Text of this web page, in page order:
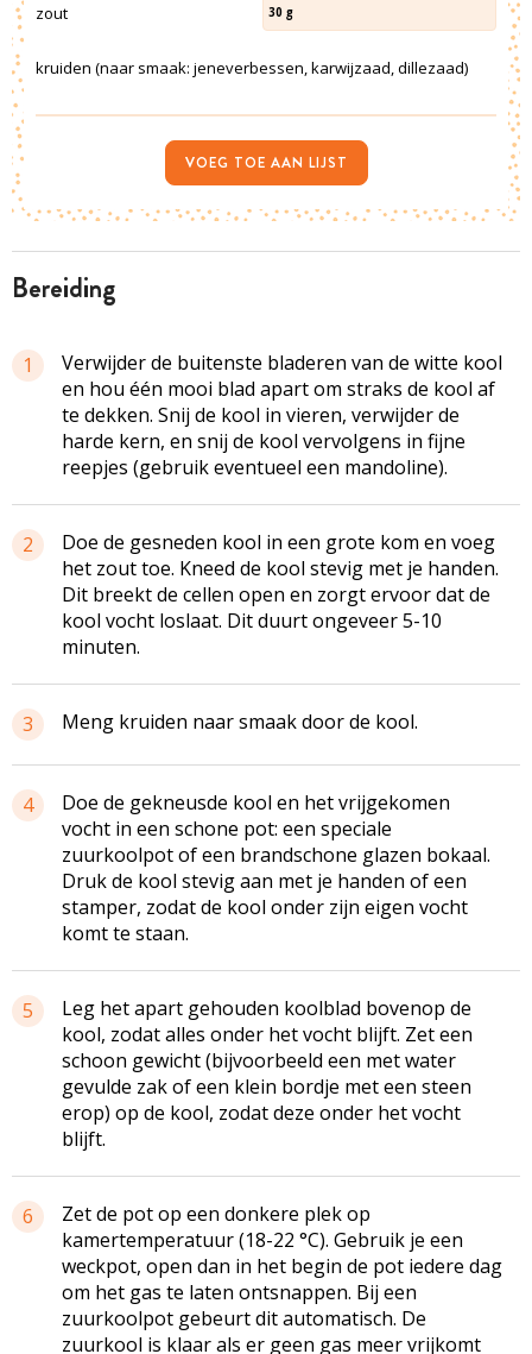
bereiding
1
Verwijder de buitenste bladeren van de witte kool
en hou één mooi blad apart om straks de kool af
te dekken. Snij de kool in vieren, verwijder de
harde kern, en snij de kool vervolgens in fijne
reepjes (gebruik eventueel een mandoline).
2
Doe de gesneden kool in een grote kom en voeg
het zout toe. Kneed de kool stevig met je handen.
Dit breekt de cellen open en zorgt ervoor dat de
kool vocht loslaat. Dit duurt ongeveer 5-10
minuten.
3 Meng kruiden naar smaak door de kool.
4
Doe de gekneusde kool en het vrijgekomen
vocht in een schone pot: een speciale
zuurkoolpot of een brandschone glazen bokaal.
Druk de kool stevig aan met je handen of een
stamper, zodat de kool onder zijn eigen vocht
komt te staan.
5
Leg het apart gehouden koolblad bovenop de
kool, zodat alles onder het vocht blijft. Zet een
schoon gewicht (bijvoorbeeld een met water
gevulde zak of een klein bordje met een steen
erop) op de kool, zodat deze onder het vocht
blijft.
6
Zet de pot op een donkere plek op
kamertemperatuur (18-22 °C). Gebruik je een
weckpot, open dan in het begin de pot iedere dag
om het gas te laten ontsnappen. Bij een
zuurkoolpot gebeurt dit automatisch. De
zuurkool is klaar als er geen gas meer vrijkomt
zout 30 g
kruiden (naar smaak: jeneverbessen, karwijzaad, dillezaad)
VOEG TOE AAN LIJST